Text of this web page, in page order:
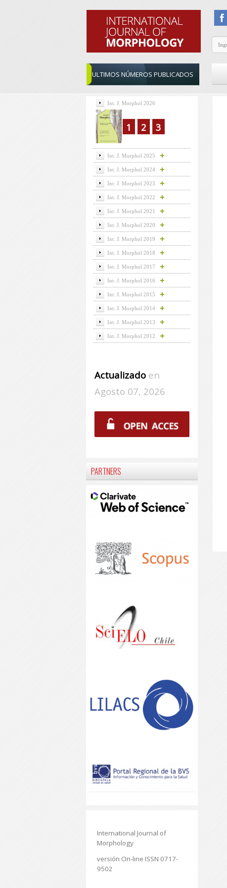
ULTIMOS NÚMEROS PUBLICADOS
Int. J. Morphol 2026
1 2 3
Int. J. Morphol 2025
Int. J. Morphol 2024
Int. J. Morphol 2023
Int. J. Morphol 2022
Int. J. Morphol 2021
Int. J. Morphol 2020
Int. J. Morphol 2019
Int. J. Morphol 2018
Int. J. Morphol 2017
Int. J. Morphol 2016
Int. J. Morphol 2015
Int. J. Morphol 2014
Int. J. Morphol 2013
Int. J. Morphol 2012
Actualizadoen
Agosto 07, 2026
PARTNERS
International Journal of
Morphology
versión On-line ISSN 0717-
9502